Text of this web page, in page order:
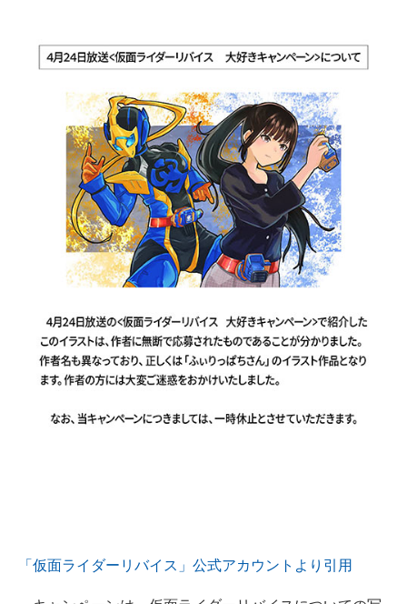
企業ITのトレンドを詳説
マーケ×ITの今がよく分かる
ITエンジニア向け専門サイト
企業向けIT製品の総合サイト
IT製品の技術・比較・事例
製造業のIT導入・活用を支援
モノづくり技術者専門サイト
エレクトロニクス専門サイト
「仮面ライダーリバイス」公式アカウントより引用